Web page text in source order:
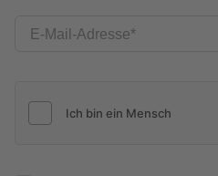
E-Mail-Adresse